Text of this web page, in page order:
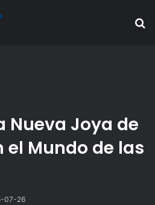
Nueva Joya de
el Mundo de las
07-26